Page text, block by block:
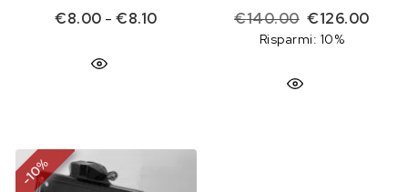
€8.00 - €8.10Fascia di prezzo: da €8.00 a €8.10
€140.00 Il prezzo
€126.00Il
Risparmi: 10%
-
10
%